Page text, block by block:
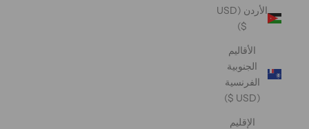
الأردن (USD
$)
الأقاليم
الجنوبية
الفرنسية
(USD $)
الإقليم